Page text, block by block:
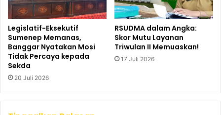
Legislatif-Eksekutif
Sumenep Memanas,
Banggar Nyatakan Mosi
Tidak Percaya kepada
Sekda
20 Juli 2026
RSUDMA dalam Angka:
Skor Mutu Layanan
Triwulan II Memuaskan!
17 Juli 2026